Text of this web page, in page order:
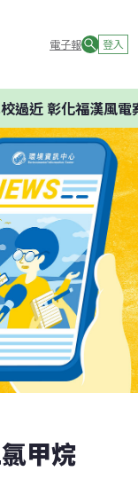
電子報 登入
近 彰化福漢風電
甲烷